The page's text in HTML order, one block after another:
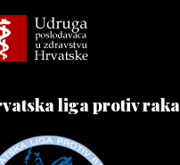
liga protiv raka